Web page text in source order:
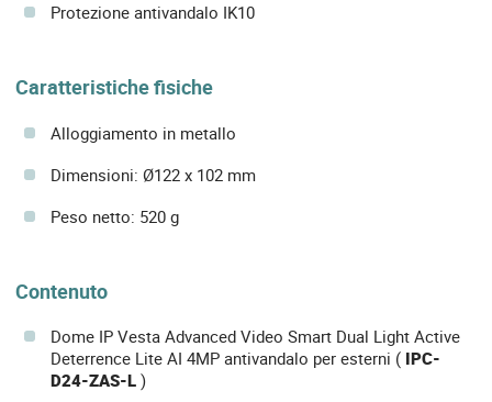
Protezione antivandalo IK10
Caratteristiche fisiche
Alloggiamento in metallo
Dimensioni: Ø122 x 102 mm
Peso netto: 520 g
Contenuto
Dome IP Vesta Advanced Video Smart Dual Light Active
Deterrence Lite AI 4MP antivandalo per esterni ( IPC-
D24-ZAS-L )